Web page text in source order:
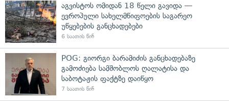
აგვისტოს ომიდან 18 წელი გავიდა —
ევროპული სახელმწიფოების საგარეო
უწყებების განცხადებები
6 საათის წინ
POG: გიორგი ბარამიძის განცხადებაზე
გამოძიება სამშობლოს ღალატისა და
საბოტაჟის ფაქტზე დაიწყო
7 საათის წინ